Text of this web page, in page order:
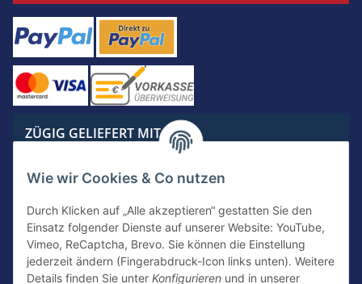
Wie wir Cookies & Co nutzen
Durch Klicken auf „Alle akzeptieren“ gestatten Sie den
Einsatz folgender Dienste auf unserer Website: YouTube,
Vimeo, ReCaptcha, Brevo. Sie können die Einstellung
jederzeit ändern (Fingerabdruck-Icon links unten). Weitere
Details finden Sie unter Konfigurieren und in unserer
ZÜGIG GELIEFERT MIT
KONTAKTIERE UNS